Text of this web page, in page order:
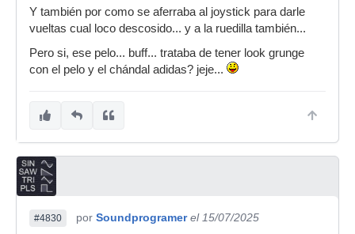
Y también por como se aferraba al joystick para darle
vueltas cual loco descosido... y a la ruedilla también...
Pero si, ese pelo... buff... trataba de tener look grunge
con el pelo y el chándal adidas? jeje...
#4830 por Soundprogramer el 15/07/2025